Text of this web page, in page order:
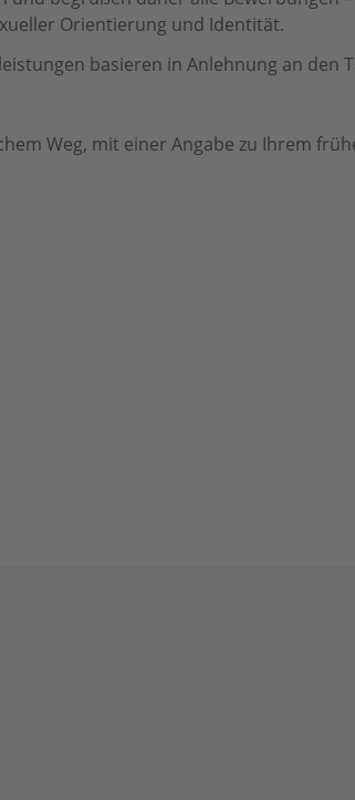
Orientierung und Identität.
basieren in Anlehnung an den
Weg, mit einer Angabe zu Ihrem